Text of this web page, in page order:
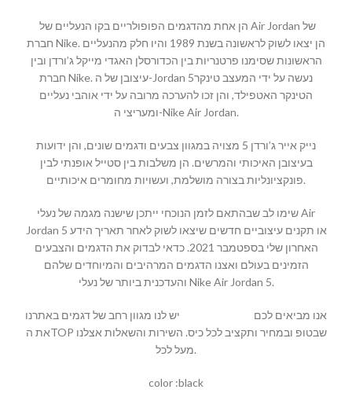
חברת Nike. הן יצאו לשוק לראשונה בשנת 1989 והיו חלק מהנעליים
הראשונות שסימנו פרטנריות בין הכדורסלן האגדי מייקל ג’ורדן ובין
חברת Nike. עיצובן של ה-Jordan 5נעשה על ידי המעצב טינקר
הטינקר האטפילד, והן זכו להערכה מרובה על ידי אוהבי נעליים
ומעריצי ה-Nike Air Jordan.
נייק אייר ג’ורדן 5 מצויה במגוון צבעים ודגמים שונים, והן ידועות
בעיצובן האיכותי והמרשים. הן משלבות בין סטייל אופנתי לבין
פונקציונליות בצורה מושלמת, ועשויות מחומרים איכותיים.
שימו לב שבהתאם לזמן הנוכחי ייתכן שישנה מגמה של נעלי Air
Jordan 5 או תקנים עיצוביים חדשים שיצאו לשוק לאחר תאריך הידע
האחרון שלי בספטמבר 2021. כדאי לבדוק את הדגמים והצבעים
הזמינים בעולם ואצנו הדגמים המרהיבים והמיוחדים שלהם
והעדכנית ביותר של נעלי Nike Air Jordan 5.
את הTOP שבטופ ובמחיר ותקציב לכל כיס. השירות והשאלות אצלנו
מעל לכל.
color :black